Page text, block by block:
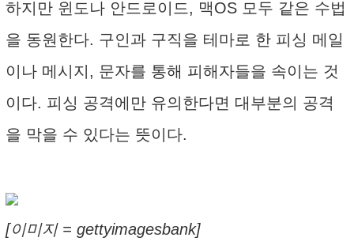
하지만 윈도나 안드로이드, 맥OS 모두 같은 수법
을 동원한다. 구인과 구직을 테마로 한 피싱 메일
이나 메시지, 문자를 통해 피해자들을 속이는 것
이다. 피싱 공격에만 유의한다면 대부분의 공격
을 막을 수 있다는 뜻이다.
[이미지 = gettyimagesbank]